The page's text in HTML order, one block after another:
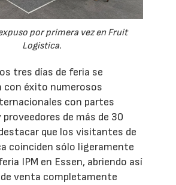
por primera vez en Fruit
Logistica.
tres días de feria se
con éxito numerosos
con partes
de más de 30
que los visitantes de
coinciden sólo ligeramente
IPM en Essen, abriendo así
venta completamente